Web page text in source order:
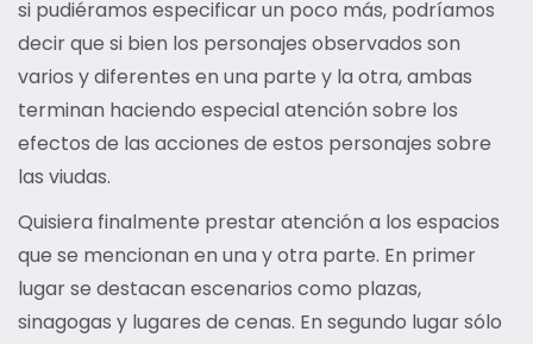
si pudiéramos especificar un poco más, podríamos
decir que si bien los personajes observados son
varios y diferentes en una parte y la otra, ambas
terminan haciendo especial atención sobre los
efectos de las acciones de estos personajes sobre
las viudas.
Quisiera finalmente prestar atención a los espacios
que se mencionan en una y otra parte. En primer
lugar se destacan escenarios como plazas,
sinagogas y lugares de cenas. En segundo lugar sólo